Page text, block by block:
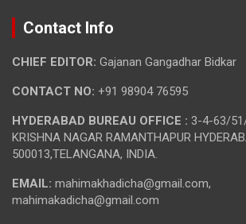
Contact Info
CHIEF EDITOR: Gajanan Gangadhar Bidkar
CONTACT NO: +91 98904 76595
HYDERABAD BUREAU OFFICE : 3-4-63/
KRISHNA NAGAR RAMANTHAPUR
500013,TELANGANA, INDIA.
EMAIL: mahimakhadicha@gmail.com,
mahimakadicha@gmail.com